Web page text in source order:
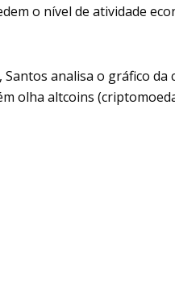
o nível de atividade
, Santos analisa o gráfico
olha altcoins